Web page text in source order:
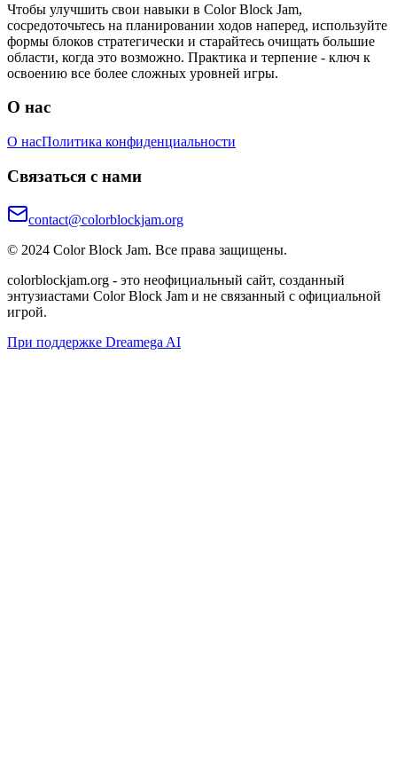
Чтобы улучшить свои навыки в Color Block Jam,
сосредоточьтесь на планировании ходов наперед, используйте
формы блоков стратегически и старайтесь очищать большие
области, когда это возможно. Практика и терпение - ключ к
освоению все более сложных уровней игры.
О нас
О насПолитика конфиденциальности
Связаться с нами
contact@colorblockjam.org
© 2024 Color Block Jam. Все права защищены.
colorblockjam.org - это неофициальный сайт, созданный
энтузиастами Color Block Jam и не связанный с официальной
игрой.
При поддержке Dreamega AI